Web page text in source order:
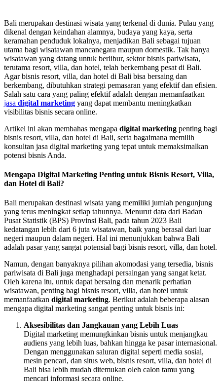
Bali merupakan destinasi wisata yang terkenal di dunia. Pulau yang
dikenal dengan keindahan alamnya, budaya yang kaya, serta
keramahan penduduk lokalnya, menjadikan Bali sebagai tujuan
utama bagi wisatawan mancanegara maupun domestik. Tak hanya
wisatawan yang datang untuk berlibur, sektor bisnis pariwisata,
terutama resort, villa, dan hotel, telah berkembang pesat di Bali.
Agar bisnis resort, villa, dan hotel di Bali bisa bersaing dan
berkembang, dibutuhkan strategi pemasaran yang efektif dan efisien.
Salah satu cara yang paling efektif adalah dengan memanfaatkan
jasa digital marketing yang dapat membantu meningkatkan
visibilitas bisnis secara online.
Artikel ini akan membahas mengapa digital marketing penting bagi
bisnis resort, villa, dan hotel di Bali, serta bagaimana memilih
konsultan jasa digital marketing yang tepat untuk memaksimalkan
potensi bisnis Anda.
Mengapa Digital Marketing Penting untuk Bisnis Resort, Villa,
dan Hotel di Bali?
Bali merupakan destinasi wisata yang memiliki jumlah pengunjung
yang terus meningkat setiap tahunnya. Menurut data dari Badan
Pusat Statistik (BPS) Provinsi Bali, pada tahun 2023 Bali
kedatangan lebih dari 6 juta wisatawan, baik yang berasal dari luar
negeri maupun dalam negeri. Hal ini menunjukkan bahwa Bali
adalah pasar yang sangat potensial bagi bisnis resort, villa, dan hotel.
Namun, dengan banyaknya pilihan akomodasi yang tersedia, bisnis
pariwisata di Bali juga menghadapi persaingan yang sangat ketat.
Oleh karena itu, untuk dapat bersaing dan menarik perhatian
wisatawan, penting bagi bisnis resort, villa, dan hotel untuk
memanfaatkan digital marketing. Berikut adalah beberapa alasan
mengapa digital marketing sangat penting untuk bisnis ini:
Aksesibilitas dan Jangkauan yang Lebih Luas
Digital marketing memungkinkan bisnis untuk menjangkau
audiens yang lebih luas, bahkan hingga ke pasar internasional.
Dengan menggunakan saluran digital seperti media sosial,
mesin pencari, dan situs web, bisnis resort, villa, dan hotel di
Bali bisa lebih mudah ditemukan oleh calon tamu yang
mencari informasi secara online.